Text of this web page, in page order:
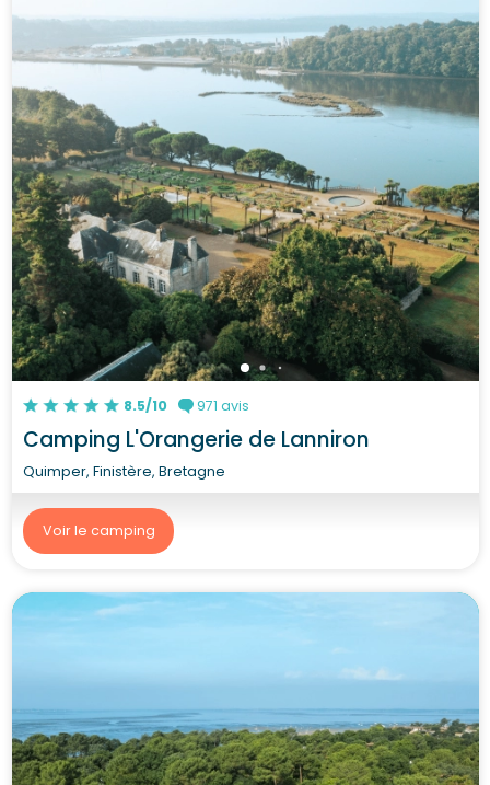
8.5/10 971 avis
Camping L'Orangerie de Lanniron
Quimper, Finistère, Bretagne
Voir le camping